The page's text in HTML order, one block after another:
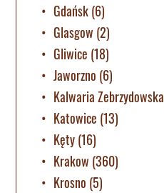
Gdańsk(6)
Glasgow (2)
Gliwice (18)
Jaworzno (6)
Kalwaria Zebrzydowska
Katowice (13)
Kęty(16)
Krakow (360)
Krosno (5)